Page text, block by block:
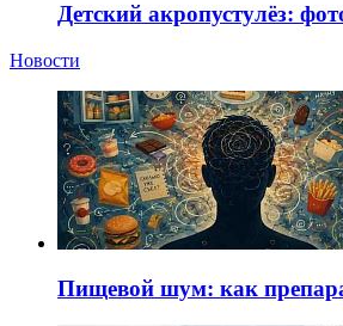
Детский акропустулёз:
Новости
Пищевой шум: как